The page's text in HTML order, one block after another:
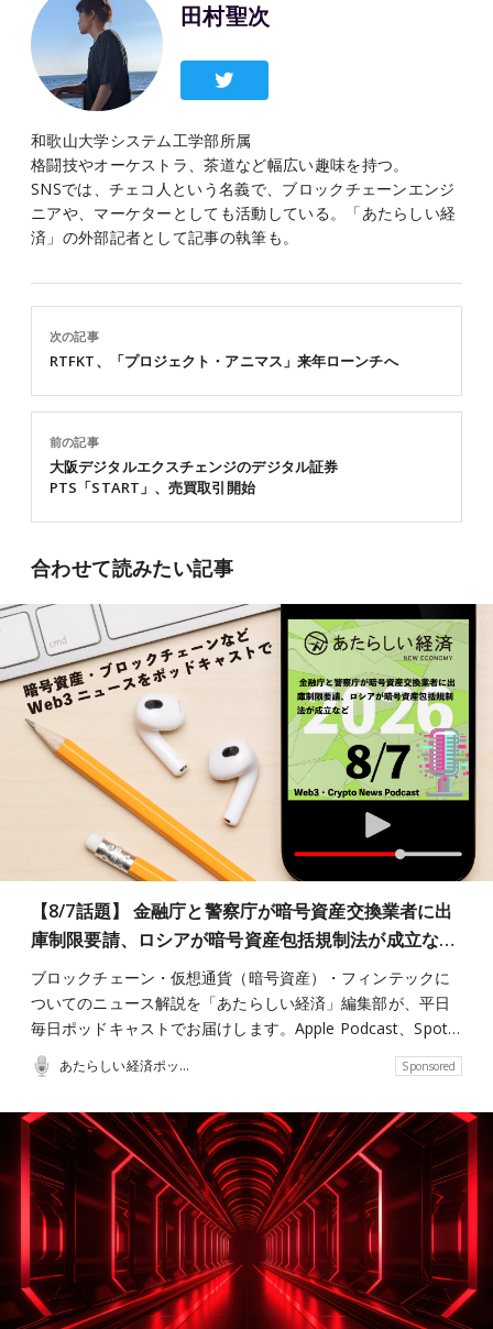
田村聖次
和歌山大学システム工学部所属
格闘技やオーケストラ、茶道など幅広い趣味を持つ。
SNSでは、チェコ人という名義で、ブロックチェーンエンジ
ニアや、マーケターとしても活動している。「あたらしい経
済」の外部記者として記事の執筆も。
前の記事
大阪デジタルエクスチェンジのデジタル証券
PTS「START」、売買取引開始
次の記事
RTFKT、「プロジェクト・アニマス」来年ローンチへ
合わせて読みたい記事
【8/7話題】 金融庁と警察庁が暗号資産交換業者に出
庫制限要請、ロシアが暗号資産包括規制法が成立な…
ブロックチェーン・仮想通貨（暗号資産）・フィンテックに
ついてのニュース解説を「あたらしい経済」編集部が、平日
毎日ポッドキャストでお届けします。Apple Podcast、Spot…
あたらしい経済ポッドキャスト Sponsored